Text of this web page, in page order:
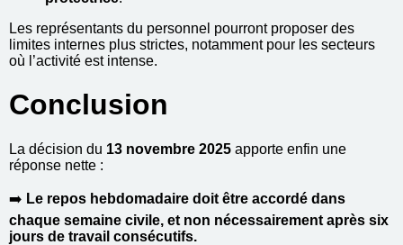
Les représentants du personnel pourront proposer des
limites internes plus strictes, notamment pour les secteurs
où l’activité est intense.
Conclusion
La décision du 13 novembre 2025 apporte enfin une
réponse nette :
➡️ Le repos hebdomadaire doit être accordé dans
chaque semaine civile, et non nécessairement après six
jours de travail consécutifs.